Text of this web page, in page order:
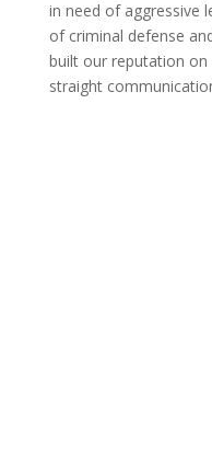
in need of aggressive
of criminal defense
built our reputation
straight